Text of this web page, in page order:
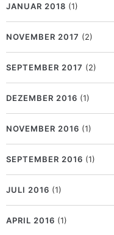
JANUAR 2018 (1)
NOVEMBER 2017 (2)
SEPTEMBER 2017 (2)
DEZEMBER 2016 (1)
NOVEMBER 2016 (1)
SEPTEMBER 2016 (1)
JULI 2016 (1)
APRIL 2016 (1)